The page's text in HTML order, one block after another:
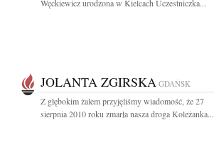
Węckiewicz urodzona w Kielcach Uczestniczka...
JOLANTA ZGIRSKA GDAŃSK
Z głębokim żalem przyjęliśmy wiadomość, że 27
sierpnia 2010 roku zmarła nasza droga Koleżanka...